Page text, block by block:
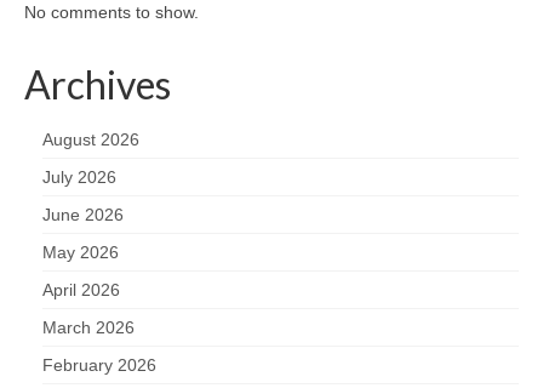
No comments to show.
Archives
August 2026
July 2026
June 2026
May 2026
April 2026
March 2026
February 2026